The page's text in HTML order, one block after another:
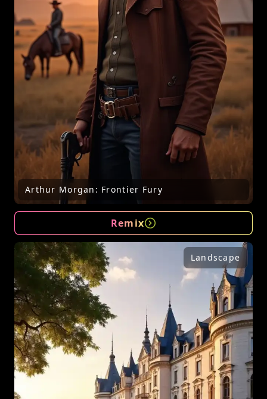
Arthur Morgan: Frontier Fury
Remix
Landscape